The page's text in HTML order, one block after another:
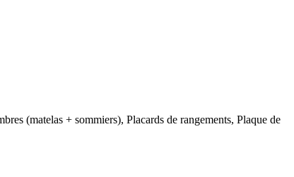
(matelas + sommiers), Placards de rangements, Plaque de